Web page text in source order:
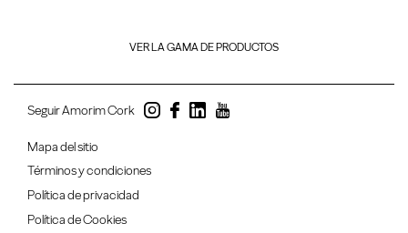
VER LA GAMA DE PRODUCTOS
Seguir Amorim Cork
Mapa del sitio
Términos y condiciones
Política de privacidad
Política de Cookies